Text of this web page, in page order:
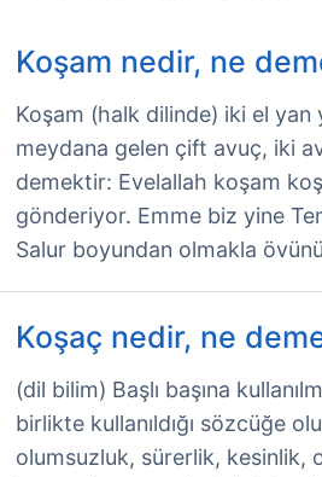
Koşam nedir, ne
Koşam (halk dilinde) iki el yan
meydana gelen çift avuç, iki
demektir: Evelallah koşam
gönderiyor. Emme biz yine
Salur boyundan olmakla
Koşaç nedir, ne
(dil bilim) Başlı başına
birlikte kullanıldığı sözcüğe
olumsuzluk, sürerlik, kesinlik,